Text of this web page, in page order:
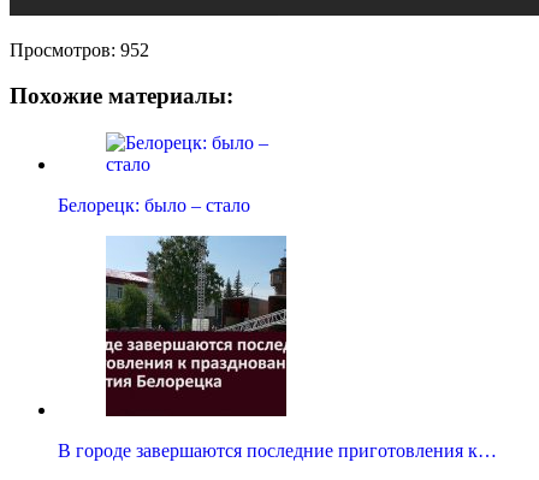
Просмотров: 952
Похожие материалы:
Белорецк: было – стало
В городе завершаются последние приготовления к…